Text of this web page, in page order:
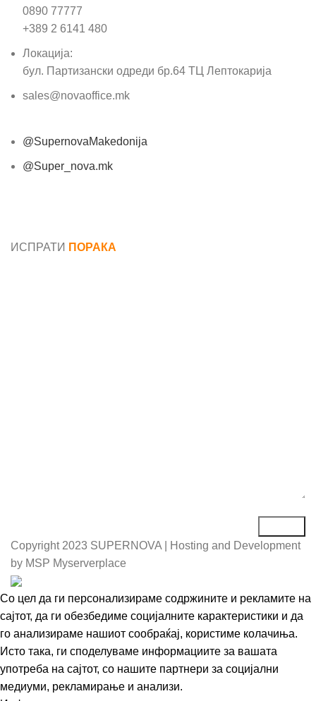
0890 77777
+389 2 6141 480
Локација:
бул. Партизански одреди бр.64 ТЦ Лептокарија
sales@novaoffice.mk
@SupernovaMakedonija
@Super_nova.mk
ИСПРАТИ ПОРАКА
Copyright 2023 SUPERNOVA | Hosting and Development
by MSP Myserverplace
Со цел да ги персонализираме содржините и рекламите на
сајтот, да ги обезбедиме социјалните карактеристики и да
го анализираме нашиот сообраќај, користиме колачиња.
Исто така, ги споделуваме информациите за вашата
употреба на сајтот, со нашите партнери за социјални
медиуми, рекламирање и анализи.